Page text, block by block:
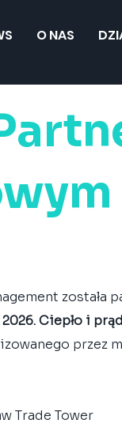
O NAS
2026. Ciepło i
przez
Trade Tower